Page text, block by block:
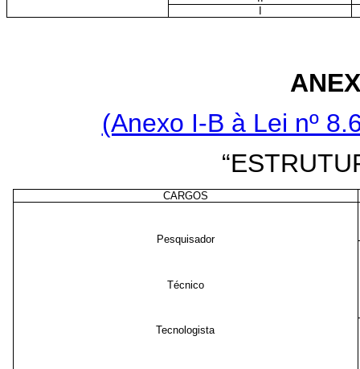
(Anexo I-B à Lei nº
CARGOS
Pesquisador
Técnico
Tecnologista